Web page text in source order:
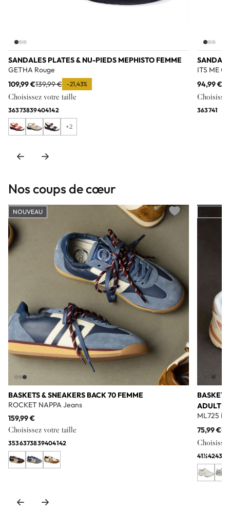
SANDALES PLATES & NU-PIEDS MEPHISTO FEMME
GETHA Rouge
109,99 €139,99 € -21,43%
Choisissez votre taille
36373839404142
+2
ITS ME
94,99 €
363741
Nos coups de cœur
BASKETS & SNEAKERS BACK 70 FEMME
ROCKET NAPPA Jeans
159,99 €
Choisissez votre taille
3536373839404142
NOUVEAU
Add to wishlist
ADULTE
ML725
75,99 €
41½4243